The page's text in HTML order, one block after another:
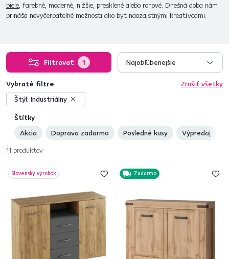
biele, farebné, moderné, nižšie, presklené alebo rohové. Dnešná doba nám
prináša nevyčerpateľné možnosti ako byť naozajstnými kreatívcami.
Filtrovať 1 Najobľúbenejšie
Štítky
Akcia
Doprava zadarmo Posledné kusy Výpredaj
Vybraté filtre
Zrušiť všetky
Štýl: Industriálny
11 produktov
Slovenský výrobok Zadarmo